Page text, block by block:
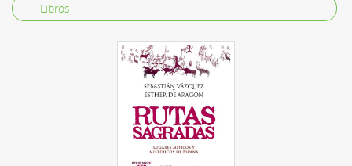
Libros